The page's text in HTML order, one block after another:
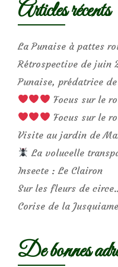
Articles récents
La Punaise à pattes
Rétrospective de juin
Punaise, prédatrice
Focus sur le
Focus sur le
Visite au jardin de
La volucelle
Insecte : Le Clairon
Sur les fleurs de
Corise de la Jusquiame
De bonnes